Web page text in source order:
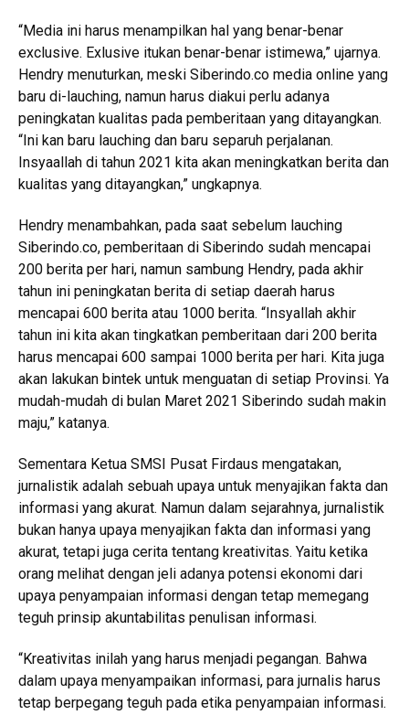
“Media ini harus menampilkan hal yang benar-benar
exclusive. Exlusive itukan benar-benar istimewa,” ujarnya.
Hendry menuturkan, meski Siberindo.co media online yang
baru di-lauching, namun harus diakui perlu adanya
peningkatan kualitas pada pemberitaan yang ditayangkan.
“Ini kan baru lauching dan baru separuh perjalanan.
Insyaallah di tahun 2021 kita akan meningkatkan berita dan
kualitas yang ditayangkan,” ungkapnya.
Hendry menambahkan, pada saat sebelum lauching
Siberindo.co, pemberitaan di Siberindo sudah mencapai
200 berita per hari, namun sambung Hendry, pada akhir
tahun ini peningkatan berita di setiap daerah harus
mencapai 600 berita atau 1000 berita. “Insyallah akhir
tahun ini kita akan tingkatkan pemberitaan dari 200 berita
harus mencapai 600 sampai 1000 berita per hari. Kita juga
akan lakukan bintek untuk menguatan di setiap Provinsi. Ya
mudah-mudah di bulan Maret 2021 Siberindo sudah makin
maju,” katanya.
Sementara Ketua SMSI Pusat Firdaus mengatakan,
jurnalistik adalah sebuah upaya untuk menyajikan fakta dan
informasi yang akurat. Namun dalam sejarahnya, jurnalistik
bukan hanya upaya menyajikan fakta dan informasi yang
akurat, tetapi juga cerita tentang kreativitas. Yaitu ketika
orang melihat dengan jeli adanya potensi ekonomi dari
upaya penyampaian informasi dengan tetap memegang
teguh prinsip akuntabilitas penulisan informasi.
“Kreativitas inilah yang harus menjadi pegangan. Bahwa
dalam upaya menyampaikan informasi, para jurnalis harus
tetap berpegang teguh pada etika penyampaian informasi.